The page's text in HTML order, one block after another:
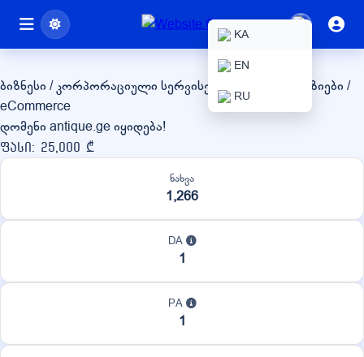
KA
EN
RU
antique.ge
ბიზნესი / კორპორაციული სერვისებიონლაინ მაღაზიები /
eCommerce
დომენი antique.ge იყიდება!
ფასი: 25,000 ₾
ნახვა
1,266
DA
1
PA
1